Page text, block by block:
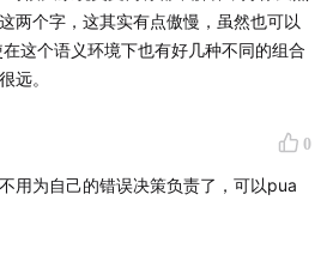
汇报线来对齐，它一定是熵增的。
一个 AI 总线，把组织对齐路径缩
两个字，这其实有点傲慢，虽然也可以
这个语义环境下也有好几种不同的组合
远。
0
用为自己的错误决策负责了，可以pua